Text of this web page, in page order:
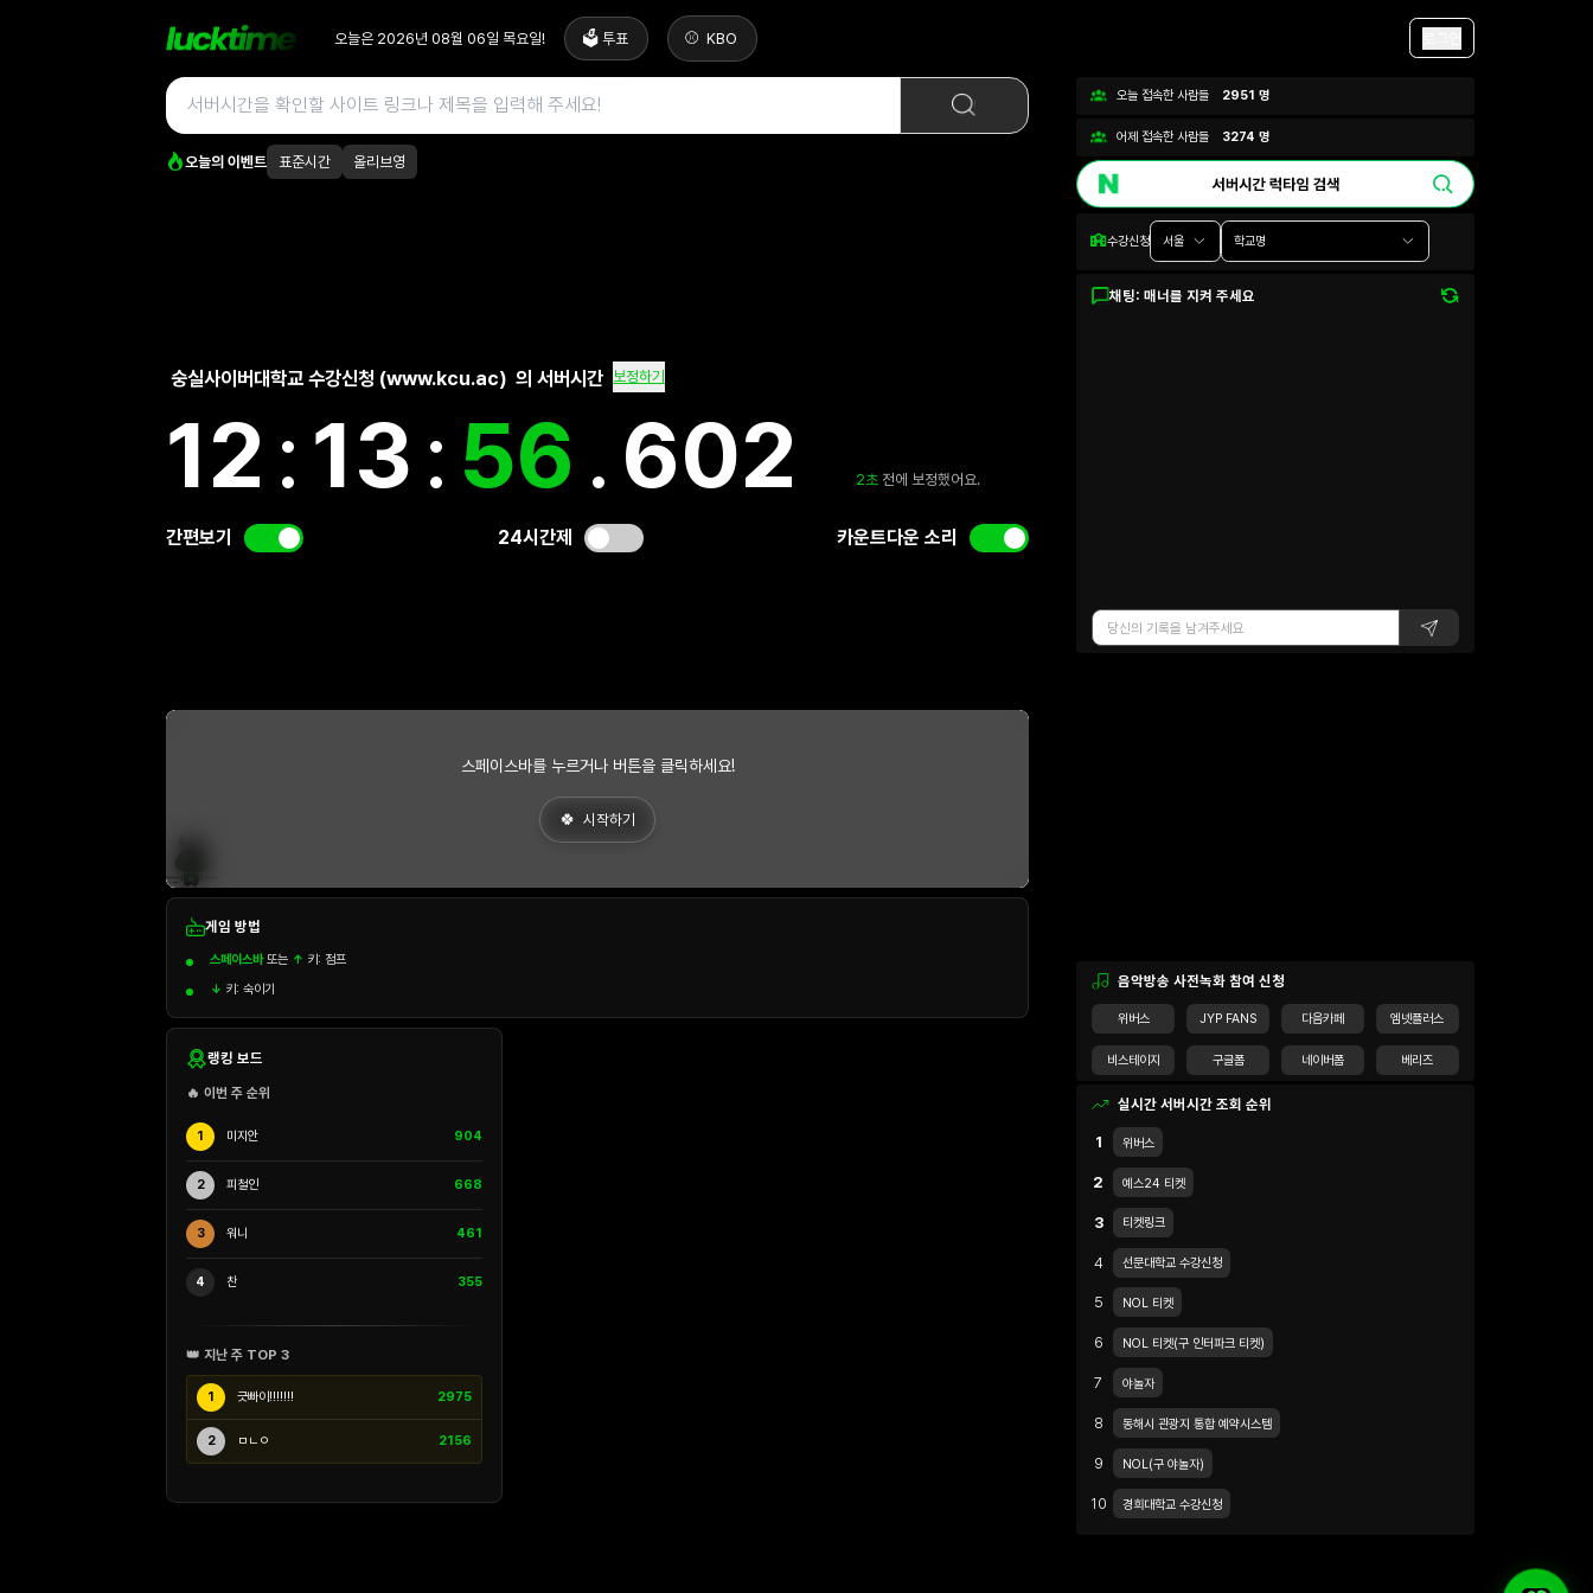
오늘은 2026년 08월 06일 목요일! 🗳️ 투표 KBO
오늘의 이벤트 표준시간 올리브영
숭실사이버대학교 수강신청 (www.kcu.ac) 의 서버시간 보정하기
12 :13: 57 .029 2초 전에 보정했어요.
간편보기 24시간제 카운트다운 소리
스페이스바를 누르거나 버튼을 클릭하세요!
시작하기
게임 방법
스페이스바또는 ↑ 키: 점프
↓ 키: 숙이기
랭킹 보드
🔥 이번 주 순위
1 미지안 904
2 피철인 668
3 워니 461
4 찬 355
👑 지난 주 TOP 3
1 긋빠이!!!!!!! 2975
2 ㅁㄴㅇ 2156
오늘 접속한 사람들 2951 명
어제 접속한 사람들 3274 명
수강신청 서울 학교명
채팅: 매너를 지켜 주세요
음악방송 사전녹화 참여 신청
위버스 JYP FANS 다음카페 엠넷플러스
비스테이지 구글폼 네이버폼 베리즈
실시간 서버시간 조회 순위
1 위버스
2 예스24 티켓
3 티켓링크
4 선문대학교 수강신청
5 NOL 티켓
6 NOL 티켓(구 인터파크 티켓)
7 야놀자
8 동해시 관광지 통합 예약시스템
9 NOL(구 야놀자)
10 경희대학교 수강신청